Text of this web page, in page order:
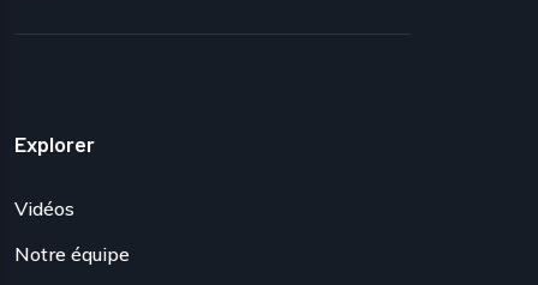
Explorer
Vidéos
Notre équipe